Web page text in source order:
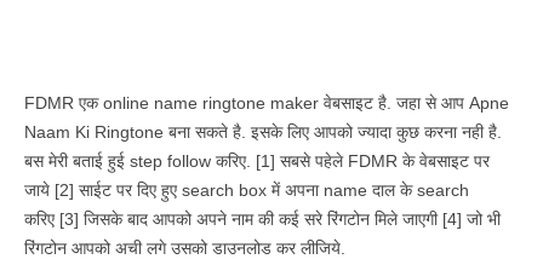
FDMR एक online name ringtone maker वेबसाइट है. जहा से आप Apne
Naam Ki Ringtone बना सकते है. इसके लिए आपको ज्यादा कुछ करना नही है.
बस मेरी बताई हुई step follow करिए. [1] सबसे पहेले FDMR के वेबसाइट पर
जाये [2] साईट पर दिए हुए search box में अपना name दाल के search
करिए [3] जिसके बाद आपको अपने नाम की कई सरे रिंगटोन मिले जाएगी [4] जो भी
रिंगटोन आपको अची लगे उसको डाउनलोड कर लीजिये.